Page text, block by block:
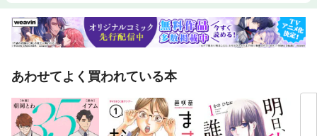
あわせてよく買われている本